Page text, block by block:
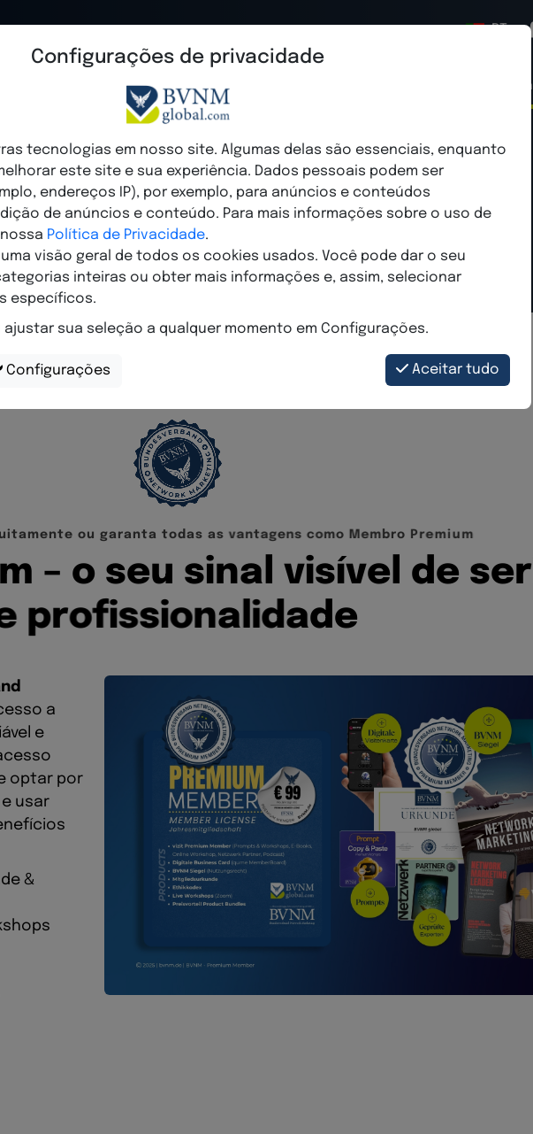
PT
Início Membro Premium
Premium no BVNM
u ita mente ou ga ra nta tod as as vantagens como Membro Prem ium
m – o seu sinal visível de ser
profissionalidade
a
e
optar por
usar
&
Configurações de privacidade
tecnologias em nosso site. Algumas delas são essenciais, enquanto
este site e sua experiência. Dados pessoais podem ser
endereços IP), por exemplo, para anúncios e conteúdos
de anúncios e conteúdo. Para mais informações sobre o uso de
Política de Privacidade.
visão geral de todos os cookies usados. Você pode dar o seu
inteiras ou obter mais informações e, assim, selecionar
específicos.
sua seleção a qualquer momento em Configurações.
Configurações Aceitar tudo